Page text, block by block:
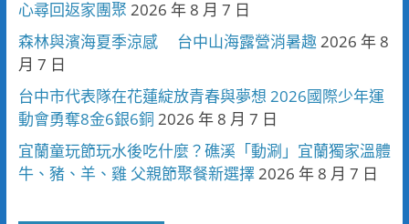
心尋回返家團聚 2026 年 8 月 7 日
森林與濱海夏季涼感 台中山海露營消暑趣2026 年 8
月 7 日
台中市代表隊在花蓮綻放青春與夢想 2026國際少年運
動會勇奪8金6銀6銅 2026 年 8 月 7 日
宜蘭童玩節玩水後吃什麼？礁溪「動涮」宜蘭獨家溫體
牛、豬、羊、雞 父親節聚餐新選擇2026 年 8 月 7 日